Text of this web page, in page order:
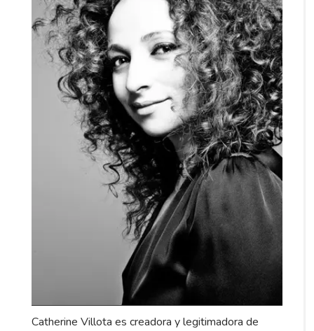
Catherine Villota es creadora y legitimadora de